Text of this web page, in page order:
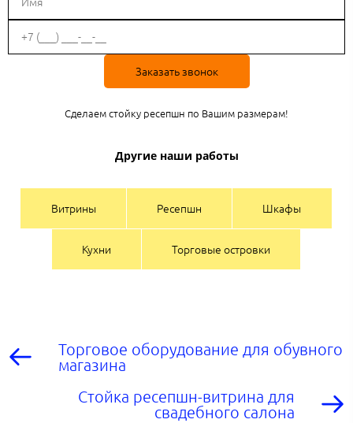
Заказать звонок
Сделаем стойку ресепшн по Вашим размерам!
Другие наши работы
Витрины Ресепшн Шкафы
Кухни Торговые островки
Торговое оборудование для обувного
магазина
Стойка ресепшн-витрина для
свадебного салона